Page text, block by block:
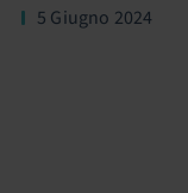
5 Giugno 2024